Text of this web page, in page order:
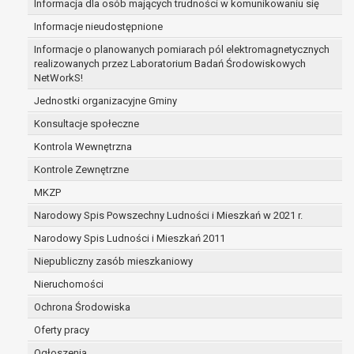
Informacja dla osób mających trudności w komunikowaniu się
Informacje nieudostępnione
Informacje o planowanych pomiarach pól elektromagnetycznych
realizowanych przez Laboratorium Badań Środowiskowych
NetWorkS!
Jednostki organizacyjne Gminy
Konsultacje społeczne
Kontrola Wewnętrzna
Kontrole Zewnętrzne
MKZP
Narodowy Spis Powszechny Ludności i Mieszkań w 2021 r.
Narodowy Spis Ludności i Mieszkań 2011
Niepubliczny zasób mieszkaniowy
Nieruchomości
Ochrona Środowiska
Oferty pracy
zabezpieczenia ewentualnych roszczeń, a w
przypadku wyrażenia zgody na przetwarzanie
danych po zakończeniu i rozliczeniu umowy, do
czasu wycofania tej zgody.
Ponadto w przypadku umów o dofinansowanie
dane osobowe od momentu pozyskania
przechowywane są przez okres wynikający z
umowy o dofinansowanie zawartej między
beneficjentem a określoną instytucją, trwałości
danego projektu i konieczności zachowania
dokumentacji projektu do celów kontrolnych.
W związku z przetwarzaniem przez
administratora danych osobowych przysługuje
Pani/Panu:
prawo dostępu do treści danych oraz
otrzymywania ich kopii na podstawie art. 15
RODO;
prawo do żądania sprostowania danych na
w przypadku gdy: